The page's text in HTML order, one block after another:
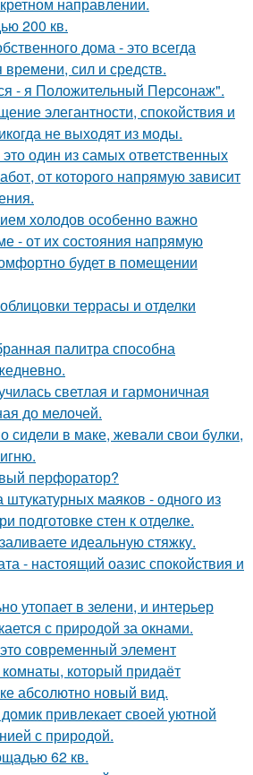
200 кв.
дома - это всегда
сил и средств.
- я Положительный Персонаж".
элегантности, спокойствия и
не выходят из моды.
один из самых ответственных
от которого напрямую зависит
холодов особенно важно
- от их состояния напрямую
будет в помещении
террасы и отделки
палитра способна
светлая и гармоничная
до мелочей.
сидели в маке, жевали свои булки,
перфоратор?
маяков - одного из
подготовке стен к отделке.
идеальную стяжку.
- настоящий оазис спокойствия и
утопает в зелени, и интерьер
с природой за окнами.
современный элемент
который придаёт
абсолютно новый вид.
привлекает своей уютной
с природой.
62 кв.